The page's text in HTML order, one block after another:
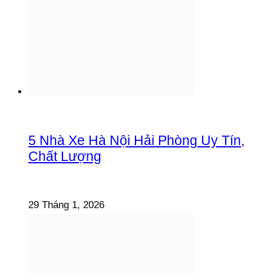
5 Nhà Xe Hà Nội Hải Phòng Uy Tín,
Chất Lượng
29 Tháng 1, 2026